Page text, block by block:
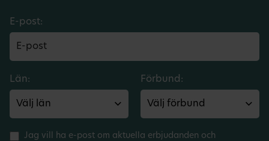
E-post:
Län: Förbund:
Jag vill ha e-post om aktuella erbjudanden och